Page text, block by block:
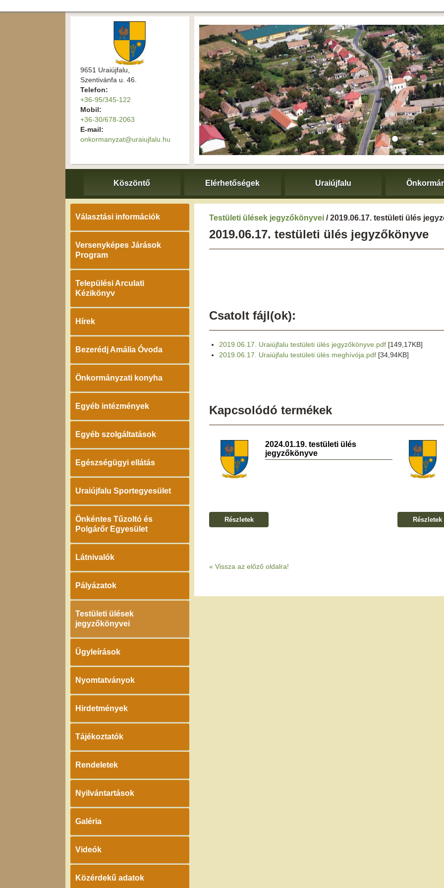
9651 Uraiújfalu,
Szentivánfa u. 46.
Telefon:
+36-95/345-122
Mobil:
+36-30/678-2063
E-mail:
onkormanyzat@uraiujfalu.hu
Köszöntő Elérhetőségek Uraiújfalu
Választási információk
Versenyképes Járások
Program
Települési Arculati
Kézikönyv
Hírek
Bezerédj Amália Óvoda
Önkormányzati konyha
Egyéb intézmények
Egyéb szolgáltatások
Egészségügyi ellátás
Uraiújfalu Sportegyesület
Önkéntes Tűzoltó és
Polgárőr Egyesület
Látnivalók
Pályázatok
Testületi ülések
jegyzőkönyvei
Ügyleírások
Nyomtatványok
Hirdetmények
Tájékoztatók
Rendeletek
Nyilvántartások
Galéria
Videók
Közérdekű adatok
Testületi ülések jegyzőkönyvei / 2019.06.17. testületi ülés
2019.06.17. testületi ülés jegyzőkönyve
Csatolt fájl(ok):
2019.06.17. Uraiújfalu testületi ülés jegyzőkönyve.pdf [149,17KB]
2019.06.17. Uraiújfalu testületi ülés meghívója.pdf [34,94KB]
Kapcsolódó termékek
2024.01.19. testületi ülés
jegyzőkönyve
Részletek Részletek
« Vissza az előző oldalra!